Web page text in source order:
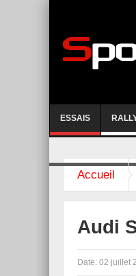
ESSAIS
Accueil
Audi
Date: 02 juillet